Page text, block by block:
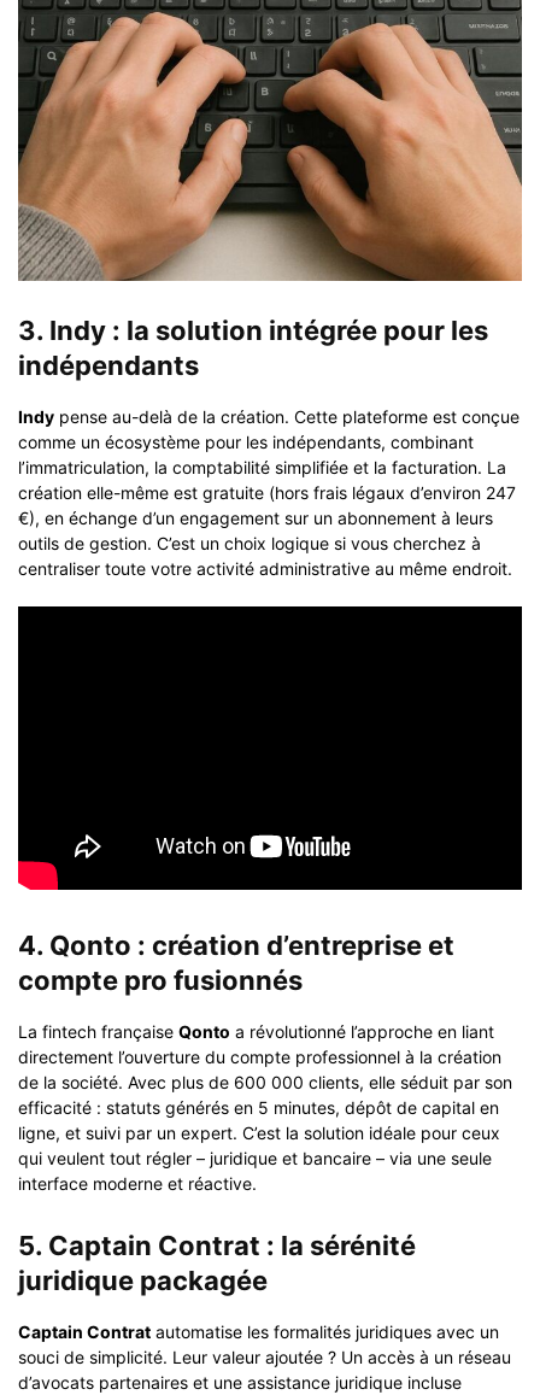
3. Indy : la solution intégrée pour les
indépendants
Indy pense au-delà de la création. Cette plateforme est conçue
comme un écosystème pour les indépendants, combinant
l’immatriculation, la comptabilité simplifiée et la facturation. La
création elle-même est gratuite (hors frais légaux d’environ 247
€), en échange d’un engagement sur un abonnement à leurs
outils de gestion. C’est un choix logique si vous cherchez à
centraliser toute votre activité administrative au même endroit.
4. Qonto : création d’entreprise et
compte pro fusionnés
La fintech française Qonto a révolutionné l’approche en liant
directement l’ouverture du compte professionnel à la création
de la société. Avec plus de 600 000 clients, elle séduit par son
efficacité : statuts générés en 5 minutes, dépôt de capital en
ligne, et suivi par un expert. C’est la solution idéale pour ceux
qui veulent tout régler – juridique et bancaire – via une seule
interface moderne et réactive.
5. Captain Contrat : la sérénité
juridique packagée
Captain Contrat automatise les formalités juridiques avec un
souci de simplicité. Leur valeur ajoutée ? Un accès à un réseau
d’avocats partenaires et une assistance juridique incluse